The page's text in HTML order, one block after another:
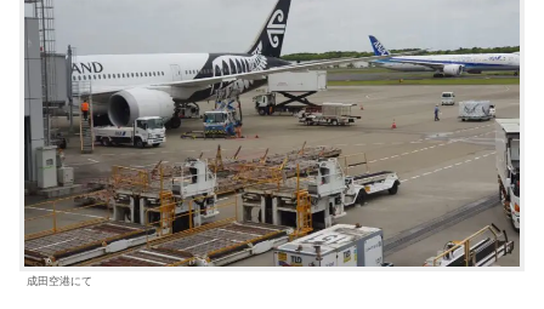
成田空港にて